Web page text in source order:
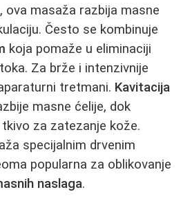
masaža razbija masne
Često se kombinuje
koja pomaže u eliminaciji
Za brže i intenzivnije
tretmani. Kavitacija
masne ćelije, dok
za zatezanje kože.
specijalnim drvenim
popularna za oblikovanje
naslaga.